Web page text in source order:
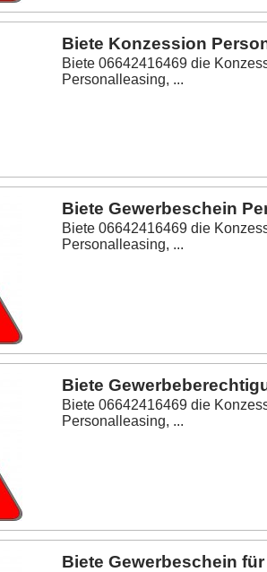
Biete Konzession
Biete 06642416469 die
Personalleasing, ...
Biete Gewerbeschein
Biete 06642416469 die
Personalleasing, ...
Biete
Biete 06642416469 die
Personalleasing, ...
Biete Gewerbeschein